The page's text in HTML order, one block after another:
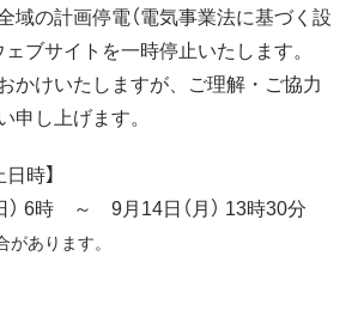
域の計画停電（電気事業法に基づく設
ブサイトを一時停止いたします。
かけいたしますが、ご理解・ご協力
申し上げます。
時】
） 6時 ～ 9月14日（月） 13時30分
あります。